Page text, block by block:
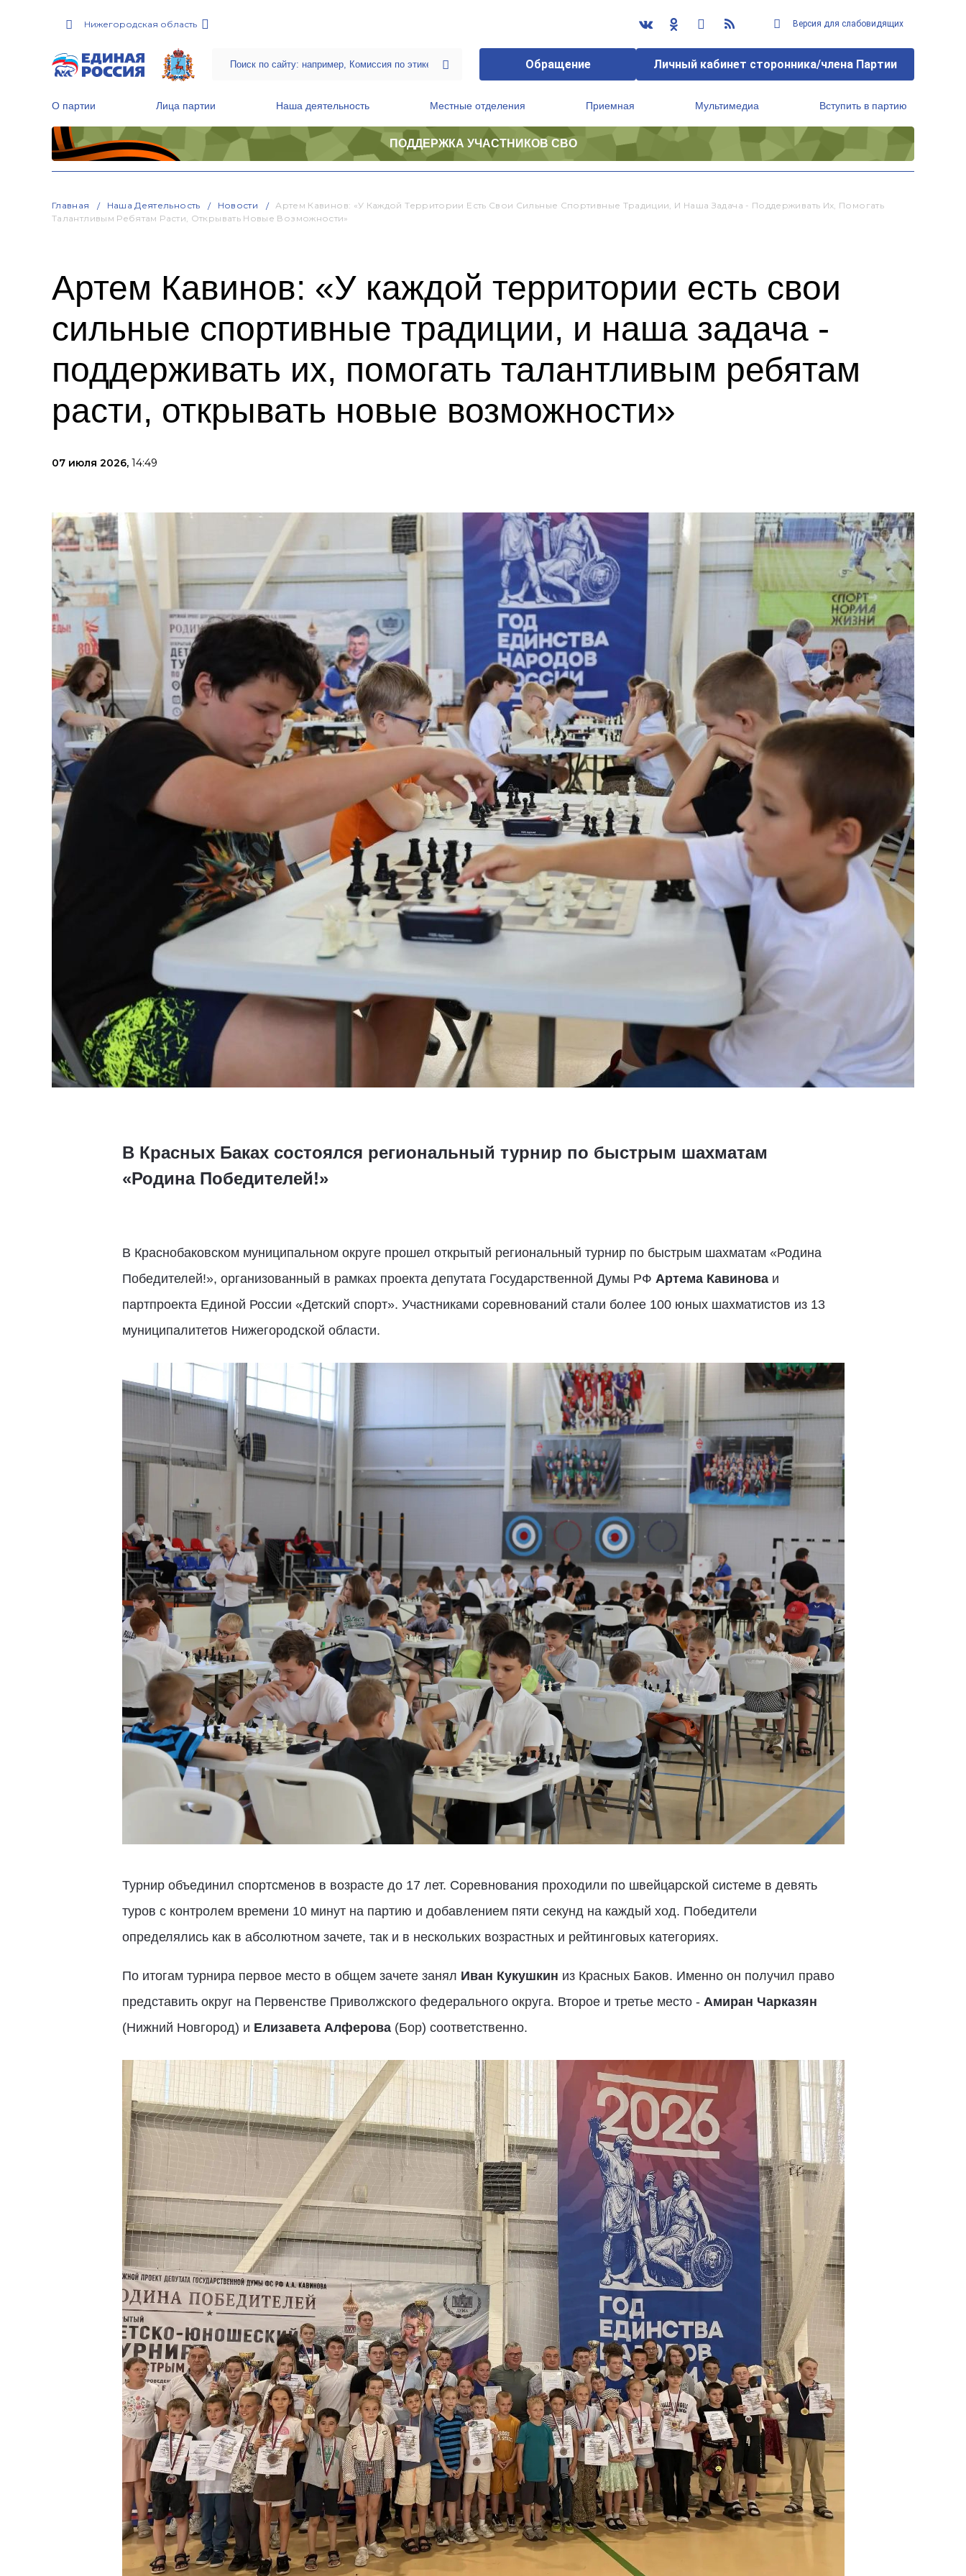
Нижегородская область Версия для слабовидящих
Обращение Личный кабинет сторонника/члена Партии
О партии Лица партии Наша деятельность Местные отделения Приемная Мультимедиа Вступить в партию
ПОДДЕРЖКА УЧАСТНИКОВ СВО
Главная Наша Деятельность Новости
Артем Кавинов: «У Каждой Территории Есть Свои Сильные Спортивные Традиции, И Наша Задача - Поддерживать Их, Помогать
Талантливым Ребятам Расти, Открывать Новые Возможности»
Артем Кавинов: «У каждой территории есть свои
сильные спортивные традиции, и наша задача -
поддерживать их, помогать талантливым ребятам
расти, открывать новые возможности»
07 июля 2026, 14:49
В Красных Баках состоялся региональный турнир по быстрым шахматам
«Родина Победителей!»
В Краснобаковском муниципальном округе прошел открытый региональный турнир по быстрым шахматам «Родина
Победителей!», организованный в рамках проекта депутата Государственной Думы РФ Артема Кавинова и
партпроекта Единой России «Детский спорт». Участниками соревнований стали более 100 юных шахматистов из 13
муниципалитетов Нижегородской области.
Турнир объединил спортсменов в возрасте до 17 лет. Соревнования проходили по швейцарской системе в девять
туров с контролем времени 10 минут на партию и добавлением пяти секунд на каждый ход. Победители
определялись как в абсолютном зачете, так и в нескольких возрастных и рейтинговых категориях.
По итогам турнира первое место в общем зачете занял Иван Кукушкин из Красных Баков. Именно он получил право
представить округ на Первенстве Приволжского федерального округа. Второе и третье место - Амиран Чарказян
(Нижний Новгород) и Елизавета Алферова(Бор) соответственно.